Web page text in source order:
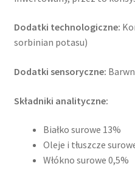
Dodatki technologiczne:
sorbinian potasu)
Dodatki sensoryczne:
Składniki analityczne:
Białko surowe 13%
Oleje i tłuszcze
Włókno surowe 0,5%